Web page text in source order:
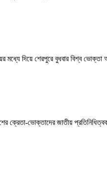
মধ্যে দিয়ে শেরপুরে বুধবার বিশ্ব
ক্রেতা-ভোক্তাদের জাতীয়